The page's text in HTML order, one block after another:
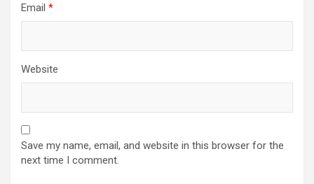
Email *
Website
Save my name, email, and website in this browser for the
next time I comment.